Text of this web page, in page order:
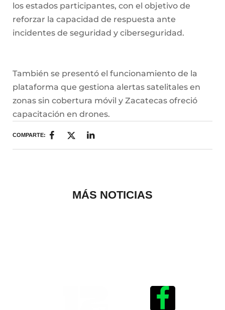
los estados participantes, con el objetivo de
reforzar la capacidad de respuesta ante
incidentes de seguridad y ciberseguridad.
También se presentó el funcionamiento de la
plataforma que gestiona alertas satelitales en
zonas sin cobertura móvil y Zacatecas ofreció
capacitación en drones.
COMPARTE:
MÁS NOTICIAS